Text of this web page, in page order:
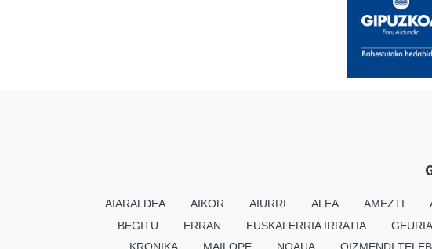
AIARALDEA AIKOR AIURRI ALEA AMEZTI
BEGITU
ERRAN EUSKALERRIA IRRATIA GEURIA